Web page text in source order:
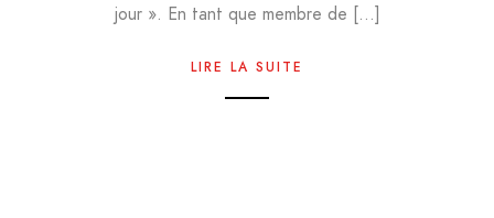
jour ». En tant que membre de […]
LIRE LA SUITE